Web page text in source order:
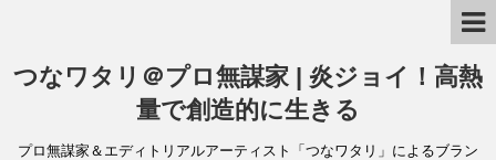
つなワタリ＠プロ無謀家 | 炎ジョイ！高熱
量で創造的に生きる
プロ無謀家＆エディトリアルアーティスト「つなワタリ」によるブラン